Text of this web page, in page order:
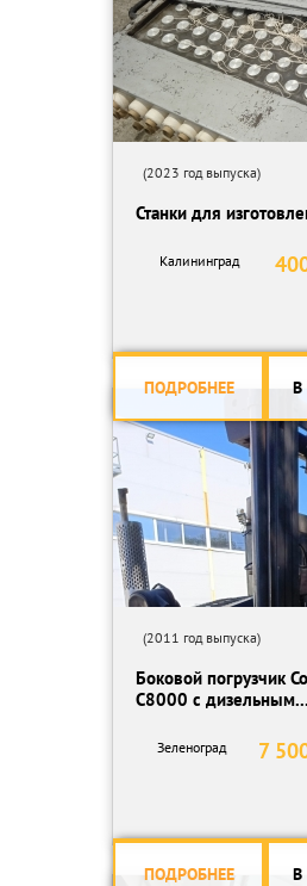
(2023 год выпуска)
Станки для
Калининград
ПОДРОБНЕЕ В
(2011 год выпуска)
Боковой погрузчик
C8000 с дизельным...
7
Зеленоград
ПОДРОБНЕЕ В